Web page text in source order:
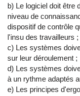
b) Le logiciel doit être
niveau de
dispositif de contrôle
l'insu des travailleurs ;
c) Les systèmes
sur leur déroulement ;
d) Les systèmes
à un rythme adaptés
e) Les principes